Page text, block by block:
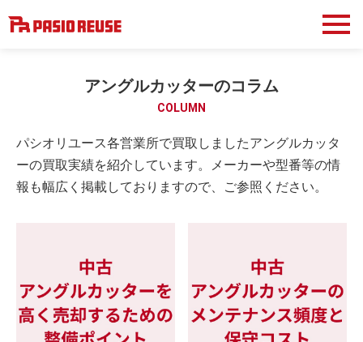
アングルカッターのコラム
COLUMN
パシオリユース各営業所で買取しましたアングルカッタ
ーの買取実績を紹介しています。メーカーや型番等の情
報も幅広く掲載しておりますので、ご参照ください。